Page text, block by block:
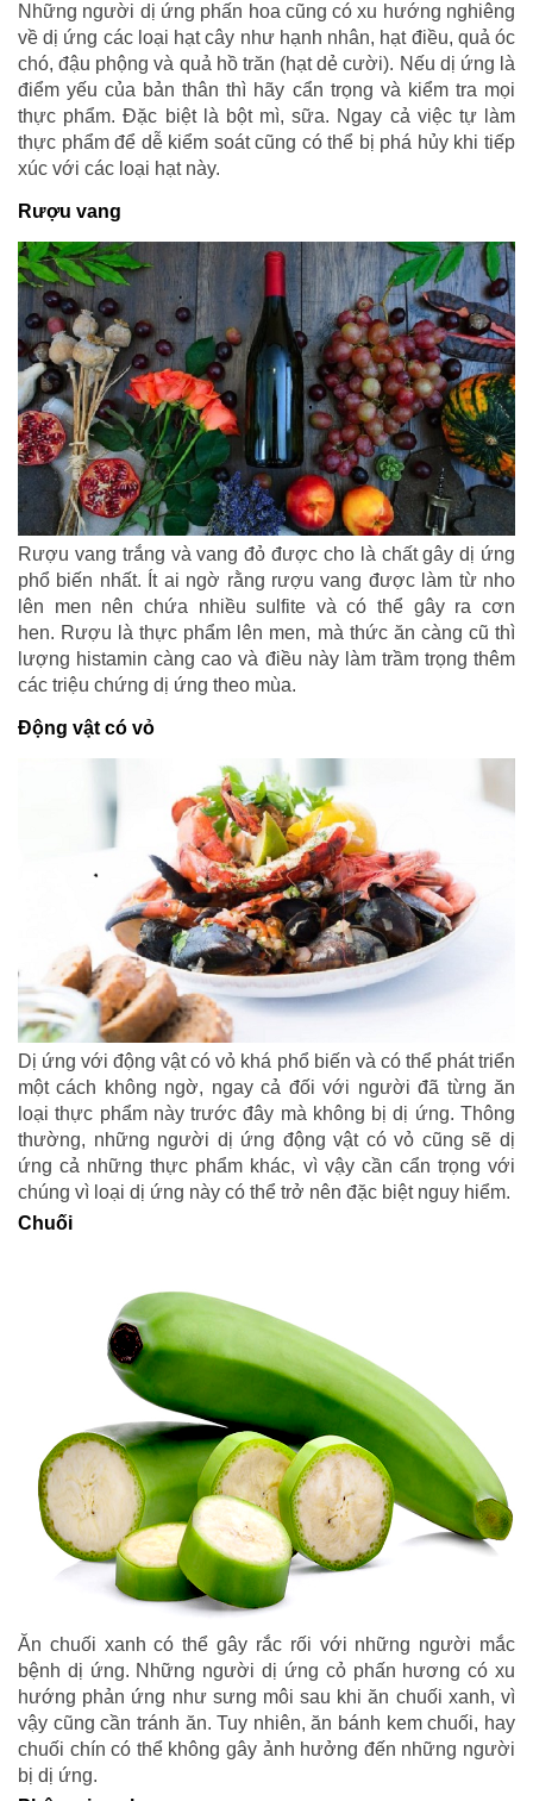
Những người dị ứng phấn hoa cũng có xu hướng nghiêng
về dị ứng các loại hạt cây như hạnh nhân, hạt điều, quả óc
chó, đậu phộng và quả hồ trăn (hạt dẻ cười). Nếu dị ứng là
điểm yếu của bản thân thì hãy cẩn trọng và kiểm tra mọi
thực phẩm. Đặc biệt là bột mì, sữa. Ngay cả việc tự làm
thực phẩm để dễ kiểm soát cũng có thể bị phá hủy khi tiếp
xúc với các loại hạt này.
Rượu vang
Rượu vang trắng và vang đỏ được cho là chất gây dị ứng
phổ biến nhất. Ít ai ngờ rằng rượu vang được làm từ nho
lên men nên chứa nhiều sulfite và có thể gây ra cơn
hen. Rượu là thực phẩm lên men, mà thức ăn càng cũ thì
lượng histamin càng cao và điều này làm trầm trọng thêm
các triệu chứng dị ứng theo mùa.
Động vật có vỏ
Dị ứng với động vật có vỏ khá phổ biến và có thể phát triển
một cách không ngờ, ngay cả đối với người đã từng ăn
loại thực phẩm này trước đây mà không bị dị ứng. Thông
thường, những người dị ứng động vật có vỏ cũng sẽ dị
ứng cả những thực phẩm khác, vì vậy cần cẩn trọng với
chúng vì loại dị ứng này có thể trở nên đặc biệt nguy hiểm.
Chuối
Ăn chuối xanh có thể gây rắc rối với những người mắc
bệnh dị ứng. Những người dị ứng cỏ phấn hương có xu
hướng phản ứng như sưng môi sau khi ăn chuối xanh, vì
vậy cũng cần tránh ăn. Tuy nhiên, ăn bánh kem chuối, hay
chuối chín có thể không gây ảnh hưởng đến những người
bị dị ứng.